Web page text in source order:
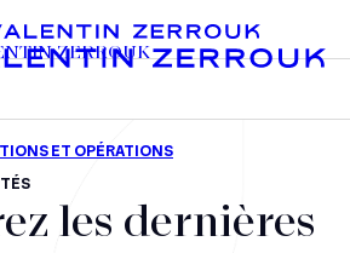
ZERROUK
et opérations stratégiques
les dernières